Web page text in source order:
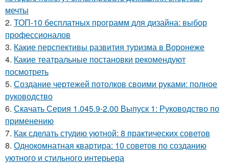
мечты
2. ТОП-10 бесплатных программ для дизайна: выбор
профессионалов
3. Какие перспективы развития туризма в Воронеже
4. Какие театральные постановки рекомендуют
посмотреть
5. Создание чертежей потолков своими руками: полное
руководство
6. Скачать Серия 1.045.9-2.00 Выпуск 1: Руководство по
применению
7. Как сделать студию уютной: 8 практических советов
8. Однокомнатная квартира: 10 советов по созданию
уютного и стильного интерьера